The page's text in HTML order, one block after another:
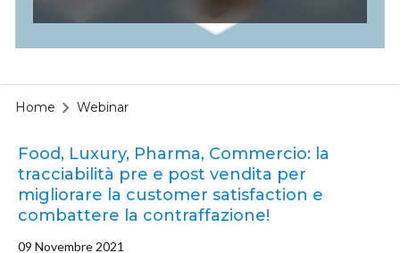
Home Webinar
Food, Luxury, Pharma, Commercio: la
tracciabilità pre e post vendita per
migliorare la customer satisfaction e
combattere la contraffazione!
09 Novembre 2021